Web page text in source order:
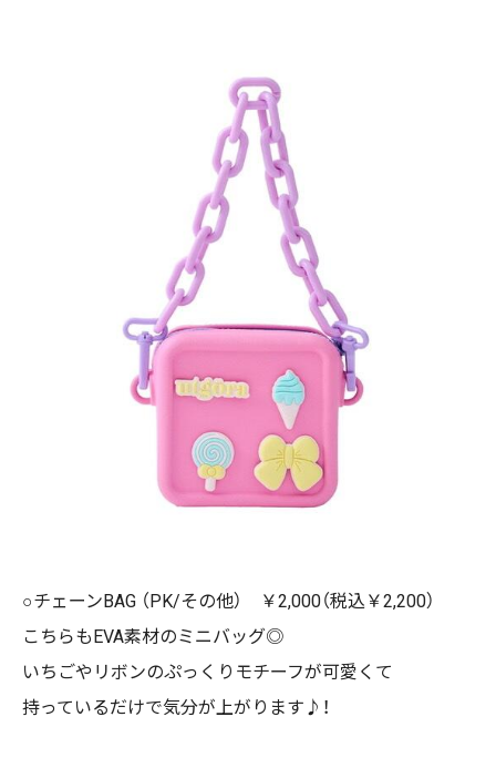
○チェーンBAG （PK/その他） ￥2,000（税込￥2,200）
こちらもEVA素材のミニバッグ◎
いちごやリボンのぷっくりモチーフが可愛くて
持っているだけで気分が上がります♪！